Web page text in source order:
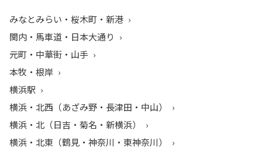
みなとみらい・桜木町・新港
関内・馬車道・日本大通り
元町・中華街・山手
本牧・根岸
横浜駅
横浜・北西（あざみ野・長津田・中山）
横浜・北（日吉・菊名・新横浜）
横浜・北東（鶴見・神奈川・東神奈川）